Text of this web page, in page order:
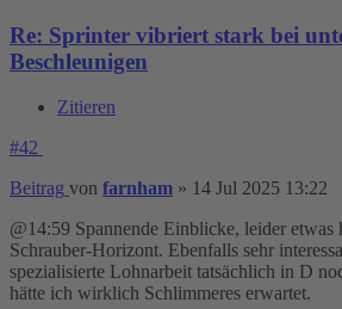
Re: Sprinter vibriert stark bei
Beschleunigen
Zitieren
#42
Beitrag von farnham » 14 Jul 2025 13:22
@14:59 Spannende Einblicke, leider etwas
Schrauber-Horizont. Ebenfalls sehr
spezialisierte Lohnarbeit tatsächlich in D
hätte ich wirklich Schlimmeres erwartet.